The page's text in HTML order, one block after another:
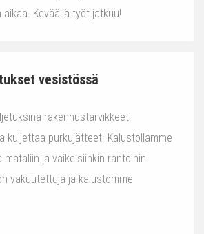
aikaa. Keväällä työt jatkuu!
vesistössä
rakennustarvikkeet
kuljettaa purkujätteet. Kalustollamme
mataliin ja vaikeisiinkin rantoihin.
vakuutettuja ja kalustomme